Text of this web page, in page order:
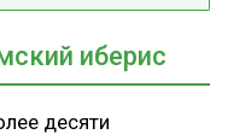
иберис
десяти